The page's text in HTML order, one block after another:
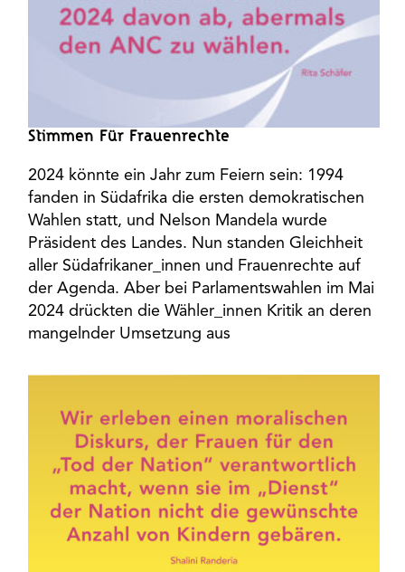
Stimmen Für Frauenrechte
2024 könnte ein Jahr zum Feiern sein: 1994
fanden in Südafrika die ersten demokratischen
Wahlen statt, und Nelson Mandela wurde
Präsident des Landes. Nun standen Gleichheit
aller Südafrikaner_innen und Frauenrechte auf
der Agenda. Aber bei Parlamentswahlen im Mai
2024 drückten die Wähler_innen Kritik an deren
mangelnder Umsetzung aus